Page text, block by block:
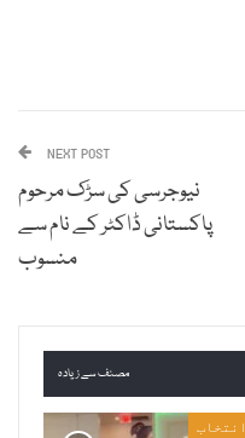
NEXT POST
نیوجرسی کی سڑک مرحوم
پاکستانی ڈاکٹر کے نام سے
منسوب
مصنف سے زیادہ
انتخاب